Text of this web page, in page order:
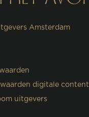
Amsterdam
digitale content
uitgevers